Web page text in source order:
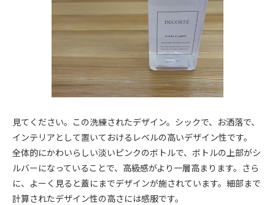
見てください。この洗練されたデザイン。シックで、お洒落で、
インテリアとして置いておけるレベルの高いデザイン性です。
全体的にかわいらしい淡いピンクのボトルで、ボトルの上部がシ
ルバーになっていることで、高級感がより一層高まります。さら
に、よーく見ると蓋にまでデザインが施されています。細部まで
計算されたデザイン性の高さには感服です。